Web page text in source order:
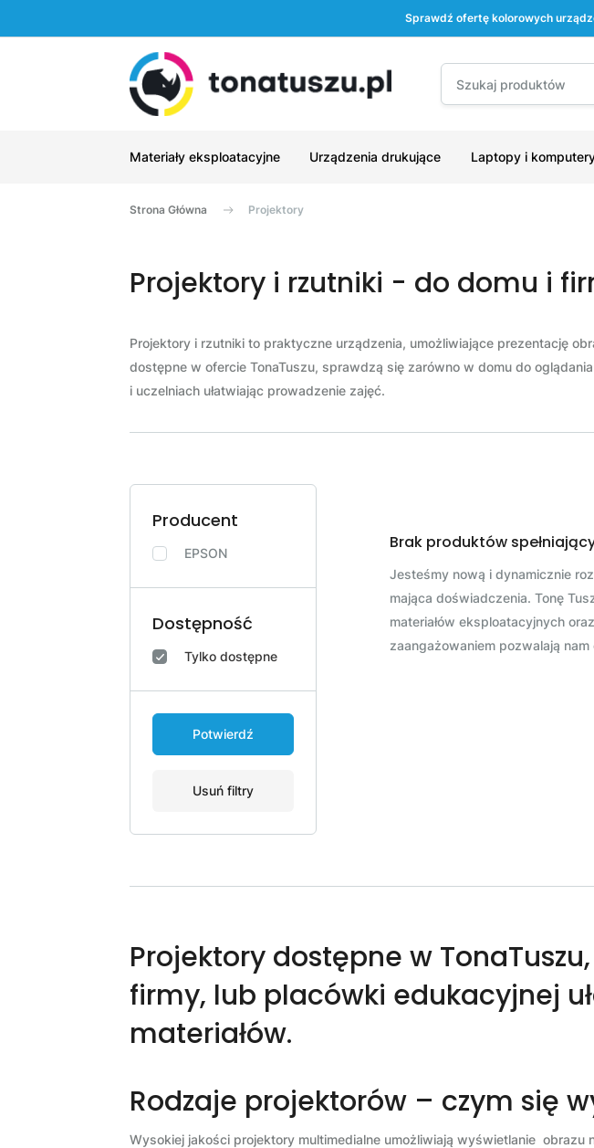
Sprawdź ofertę kolorowych
Materiały eksploatacyjne Urządzenia drukujące Laptopy i
Strona Główna Projektory
Projektory i rzutniki - do domu i
Projektory i rzutniki to praktyczne urządzenia, umożliwiające prezentację
dostępne w ofercie TonaTuszu, sprawdzą się zarówno w domu do
i uczelniach ułatwiając prowadzenie zajęć.
Producent
EPSON
Dostępność
Tylko dostępne
Potwierdź
Usuń filtry
Brak produktów
Jesteśmy nową i dynamicznie
mająca doświadczenia. Tonę
materiałów eksploatacyjnych
zaangażowaniem pozwalają
Projektory dostępne w
firmy, lub placówki edukacyjnej
materiałów.
Rodzaje projektorów – czym się
Wysokiej jakości projektory multimedialne umożliwiają wyświetlanie